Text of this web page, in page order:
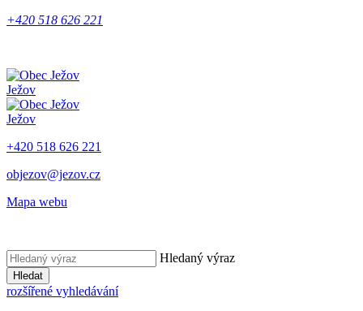
+420 518 626 221
Ježov
Ježov
+420 518 626 221
objezov@jezov.cz
Mapa webu
Hledaný výraz
Hledat
rozšířené vyhledávání